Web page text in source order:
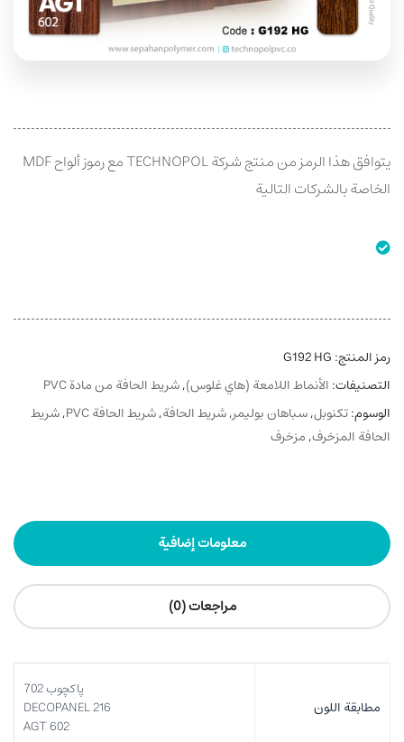
يتوافق هذا الرمز من منتج شركة TECHNOPOL مع رموز ألواح MDF
الخاصة بالشركات التالية
رمز المنتج: G192 HG
التصنيفات: الأنماط اللامعة (هاي غلوس),شريط الحافة من مادة PVC
الوسوم:تکنوبل,سباهان بوليمر,شريط الحافة,شريط الحافة PVC ,شريط
الحافة المزخرف, مزخرف
معلومات إضافية
مراجعات (0)
مطابقة اللون
پاکچوب 702
DECOPANEL 216
AGT 602